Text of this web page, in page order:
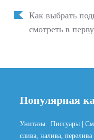
Как выбрать
смотреть в
Популярная
Унитазы | Писсуары |
слива, налива, перелива